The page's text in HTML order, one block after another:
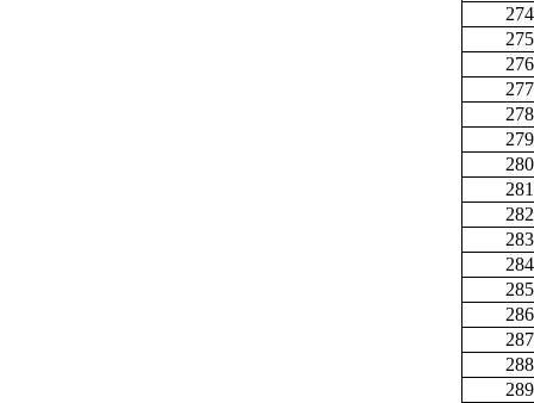
274
275
276
277
278
279
280
281
282
283
284
285
286
287
288
289